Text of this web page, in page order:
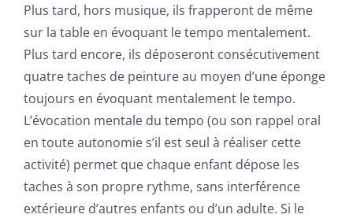
Plus tard, hors musique, ils frapperont de même
sur la table en évoquant le tempo mentalement.
Plus tard encore, ils déposeront consécutivement
quatre taches de peinture au moyen d’une éponge
toujours en évoquant mentalement le tempo.
L’évocation mentale du tempo (ou son rappel oral
en toute autonomie s’il est seul à réaliser cette
activité) permet que chaque enfant dépose les
taches à son propre rythme, sans interférence
extérieure d’autres enfants ou d’un adulte. Si le